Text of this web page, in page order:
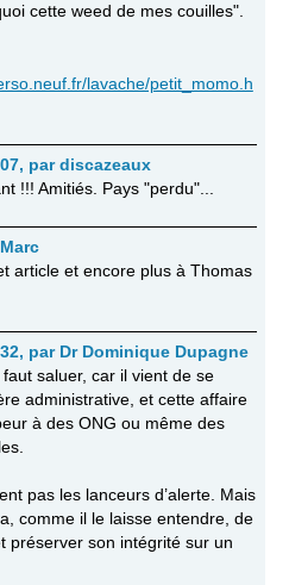
cette weed de mes couilles".
lavache/petit_momo.h
, par discazeaux
!!! Amitiés. Pays "perdu"...
Marc
article et encore plus à Thomas
, par Dr Dominique Dupagne
faut saluer, car il vient de se
administrative, et cette affaire
à des ONG ou même des
pas les lanceurs d’alerte. Mais
comme il le laisse entendre, de
préserver son intégrité sur un